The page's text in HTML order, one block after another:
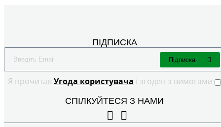
ПІДПИСКА
Я прочитав Угода користувача і згоден з вимогами
Підписка
СПІЛКУЙТЕСЯ З НАМИ